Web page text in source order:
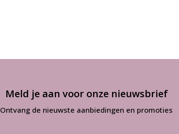
Meld je aan voor onze nieuwsbrief
Ontvang de nieuwste aanbiedingen en promoties